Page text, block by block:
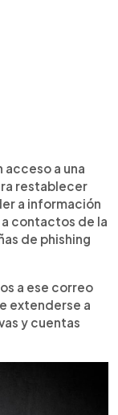
a una
restablecer
a información
contactos de la
de phishing
a ese correo
extenderse a
y cuentas